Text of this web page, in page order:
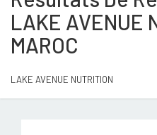
LAKE AVENUE
MAROC
LAKE AVENUE NUTRITION